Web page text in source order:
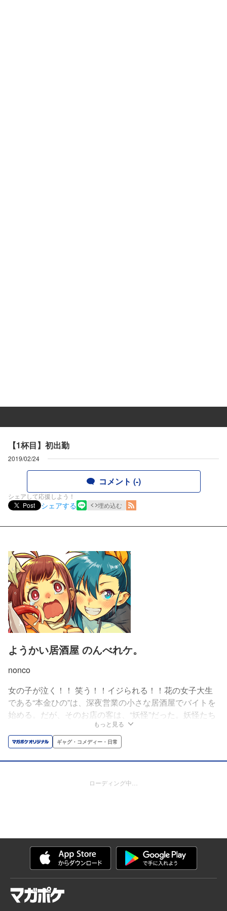
【1杯目】初出勤
2019/02/24
コメント (-)
シェアして応援しよう！
Post
シェアする 埋め込む
ようかい居酒屋 のんべれケ。
nonco
女の子が泣く！！ 笑う！！イジられる！！花の女子大生
である“本金ひの”は、深夜営業の小さな居酒屋でバイトを
始める。だが、そのお店の客は、“妖怪”だった。妖怪たち
に好かれるひのは、時に脱がされ、時に唾液まみれにされ
ようと、必死に働き続ける！！だって、バイト代が欲しい
から──。少女たちの笑いと涙と汗と唾液とよくわからな
い液体の飛び交う居酒屋コメディ、ここに開幕！！
もっと見る
ギャグ・コメディー・日常
ローディング中…